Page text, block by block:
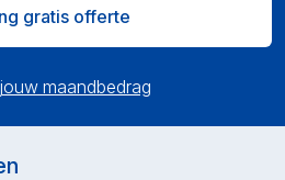
gratis offerte
maandbedrag